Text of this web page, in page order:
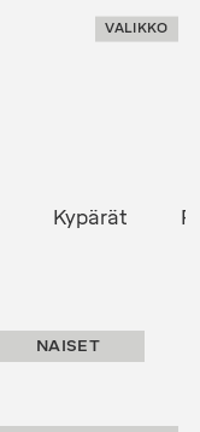
VALIKKO
Kypärät
NAISET